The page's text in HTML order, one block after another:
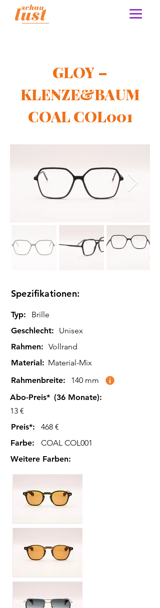
GLOY –
KLENZE&BAUM
COAL COL001
Spezifikationen:
Typ:
Brille
Geschlecht:
Unisex
Rahmen: Vollrand
Material: Material-Mix
Rahmenbreite:
140 mm
Abo-Preis* (36 Monate):
13 €
Preis*:
468 €
Farbe:
COAL COL001
Weitere Farben: